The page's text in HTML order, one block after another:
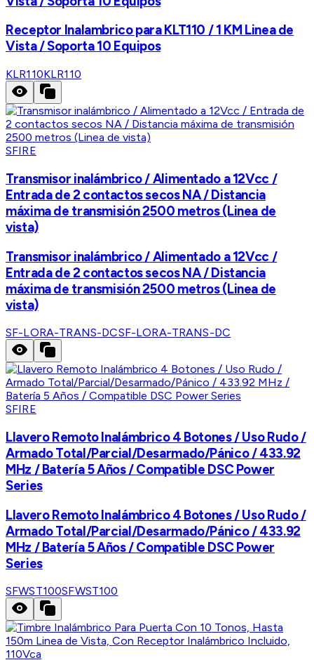
Receptor Inalambrico para KLT110 / 1 KM Linea de
Vista / Soporta 10 Equipos
KLR110KLR110
SFIRE
Transmisor inalámbrico / Alimentado a 12Vcc /
Entrada de 2 contactos secos NA / Distancia
máxima de transmisión 2500 metros (Linea de
vista)
Transmisor inalámbrico / Alimentado a 12Vcc /
Entrada de 2 contactos secos NA / Distancia
máxima de transmisión 2500 metros (Linea de
vista)
SF-LORA-TRANS-DCSF-LORA-TRANS-DC
SFIRE
Llavero Remoto Inalámbrico 4 Botones / Uso Rudo /
Armado Total/Parcial/Desarmado/Pánico / 433.92
MHz / Batería 5 Años / Compatible DSC Power
Series
Llavero Remoto Inalámbrico 4 Botones / Uso Rudo /
Armado Total/Parcial/Desarmado/Pánico / 433.92
MHz / Batería 5 Años / Compatible DSC Power
Series
SFWST100SFWST100